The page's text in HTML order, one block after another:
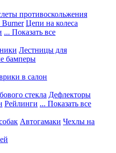
противоскольжения
Burner Цепи на колеса
... Показать все
Лестницы для
бамперы
в салон
стекла Дефлекторы
Рейлинги ... Показать все
Автогамаки Чехлы на